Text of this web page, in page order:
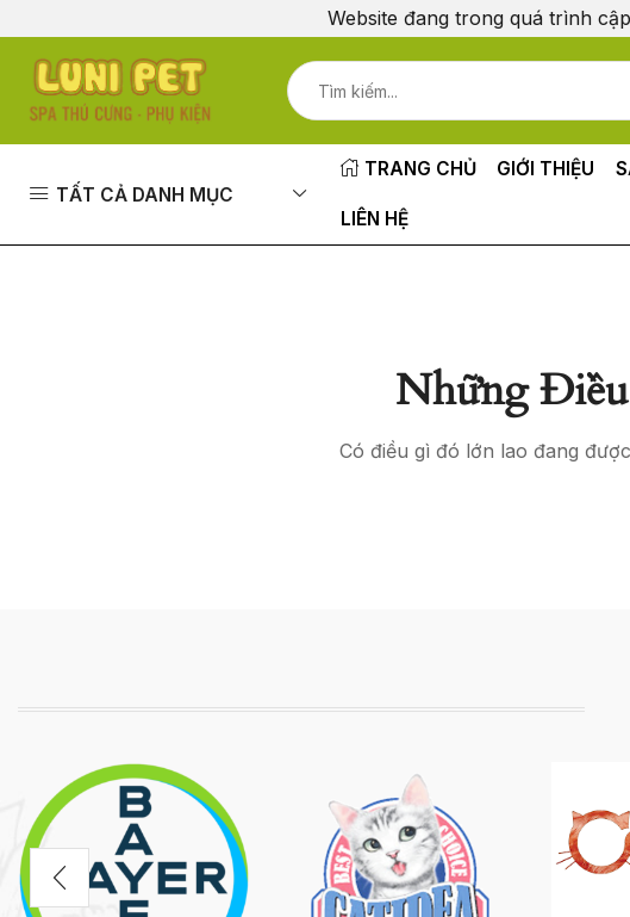
Website đang trong quá trình
TẤT CẢ DANH MỤC
TRANG CHỦ GIỚI THIỆU
LIÊN HỆ
Những
Có điều gì đó lớn lao đang